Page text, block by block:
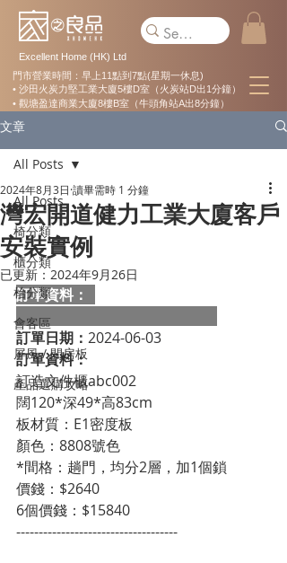
Excellent Home (HK) Ltd
門市營業時間：早上11點到7點(星期一休息)
• 沙田火炭力堅工業大廈5樓D室（火炭站D出1分鐘）
• 觀塘盈達商業大廈8樓B室（牛頭角站A出8分鐘）
文章
All Posts
椅分類
櫃分類
枱分類
會客區
屏風 / 間房板
產品選購攻略
All Posts
灣宏開道健力工業大廈客戶
安裝實例
2024年8月3日 讀畢需時 1 分鐘
已更新：2024年9月26日
訂單資料：
訂單日期： 2024-06-03
訂單資料：
訂造文件櫃abc002
闊120*深49*高83cm
板材質：E1密度板
顏色：8808號色
*間格：趟門，均分2層，加1個鎖
價錢：$2640
6個價錢：$15840
------------------------------------